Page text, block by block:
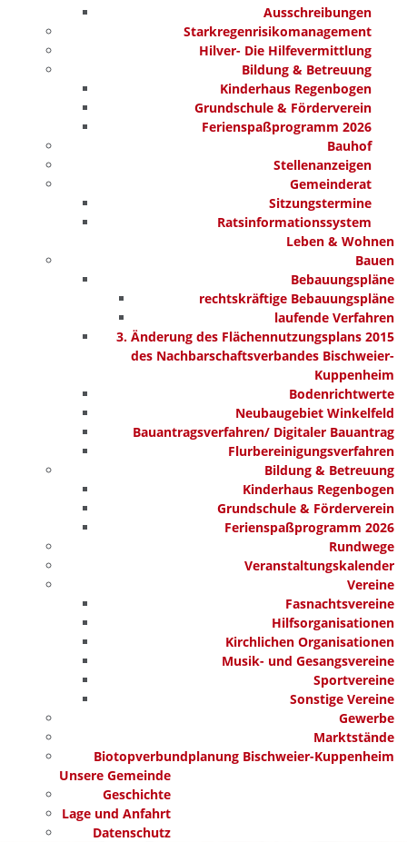
Ausschreibungen
Starkregenrisikomanagement
Hilver- Die Hilfevermittlung
Bildung & Betreuung
Kinderhaus Regenbogen
Grundschule & Förderverein
Ferienspaßprogramm 2026
Bauhof
Stellenanzeigen
Gemeinderat
Sitzungstermine
Ratsinformationssystem
Leben & Wohnen
Bauen
Bebauungspläne
rechtskräftige Bebauungspläne
laufende Verfahren
3. Änderung des Flächennutzungsplans 2015
des Nachbarschaftsverbandes Bischweier-
Kuppenheim
Bodenrichtwerte
Neubaugebiet Winkelfeld
Bauantragsverfahren/ Digitaler Bauantrag
Flurbereinigungsverfahren
Bildung & Betreuung
Kinderhaus Regenbogen
Grundschule & Förderverein
Ferienspaßprogramm 2026
Rundwege
Veranstaltungskalender
Vereine
Fasnachtsvereine
Hilfsorganisationen
Kirchlichen Organisationen
Musik- und Gesangsvereine
Sportvereine
Sonstige Vereine
Gewerbe
Marktstände
Biotopverbundplanung Bischweier-Kuppenheim
Unsere Gemeinde
Geschichte
Lage und Anfahrt
Datenschutz